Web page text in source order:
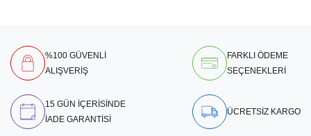
%100 GÜVENLİ
ALIŞVERİŞ
FARKLI ÖDEME
SEÇENEKLERİ
15 GÜN İÇERİSİNDE
İADE GARANTİSİ
ÜCRETSİZ KARGO